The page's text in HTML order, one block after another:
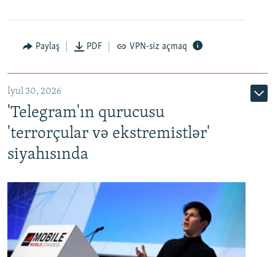
Paylaş PDF VPN-siz açmaq
İyul 30, 2026
'Telegram'ın qurucusu
'terrorçular və ekstremistlər'
siyahısında